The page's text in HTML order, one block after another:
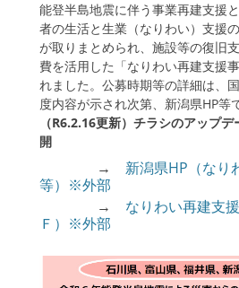
日
者
能登半島地震に伴う事業再建支援
者の生活と生業（なりわい）支援
が取りまとめられ、施設等の復旧
費を活用した「なりわい再建支援
れました。​公募時期等の詳細は、
度内容が示され次第、新潟県HP等
（R6.2.16更新）チラシのアップ
開
→ 新潟県HP（なり
等）※外部
→ なりわい再建⽀
Ｆ）※外部